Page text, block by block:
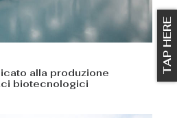
alla produzione
biotecnologici
TAP HERE